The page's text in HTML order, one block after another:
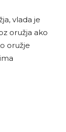
vlada je
oružja ako
oružje